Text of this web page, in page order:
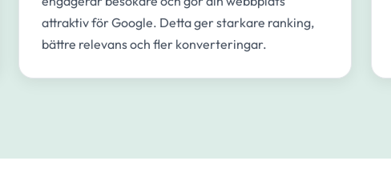
attraktiv för Google. Detta ger starkare ranking,
bättre relevans och fler konverteringar.